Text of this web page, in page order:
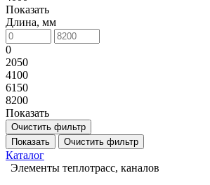
Показать
Длина, мм
0
2050
4100
6150
8200
Показать
Очистить фильтр
Показать
Очистить фильтр
Каталог
Элементы теплотрасс, каналов